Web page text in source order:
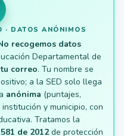
· DATOS ANÓNIMOS
recogemos datos
Departamental de
correo. Tu nombre se
a la SED solo llega
anónima (puntajes,
y municipio, con
Tratamos la
de 2012de protección